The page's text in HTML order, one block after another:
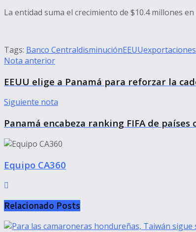
La entidad suma el crecimiento de $10.4 millones
Tags: Banco CentraldisminuciónEEUUexportaciones
Nota anterior
EEUU elige a Panamá para reforzar la
Siguiente nota
Panamá encabeza ranking FIFA de
Equipo CA360
Relacionado Posts